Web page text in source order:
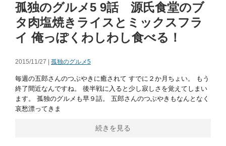
孤独のグルメ5 9話 源氏食堂のブ
タ肉塩焼きライスとミックスフラ
イ 俺っぽくわしわし食べる！
2015/11/27 | 孤独のグルメ5
毎週の五郎さんのつぶやきに癒されて すでに２か月ちょい。 もう
終了間近なんですね。 後半戦に入ると少し寂しさを覚えてしまい
ます。 孤独のグルメも早９話。 五郎さんのつぶやきもなんとなく
哀愁漂ってきま
続きを見る